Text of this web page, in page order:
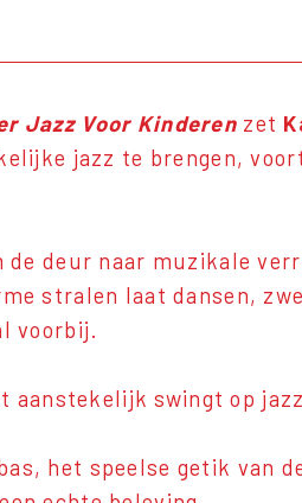
Jazz Voor Kinderen zet
jazz te brengen,
deur naar muzikale
stralen laat dansen,
voorbij.
aanstekelijk swingt op
het speelse getik van